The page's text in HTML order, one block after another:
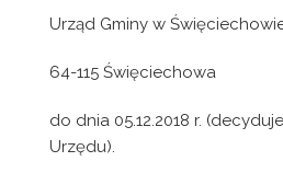
Urząd Gminy w
64-115 Święciechowa
do dnia 05.12.2018 r.
Urzędu).